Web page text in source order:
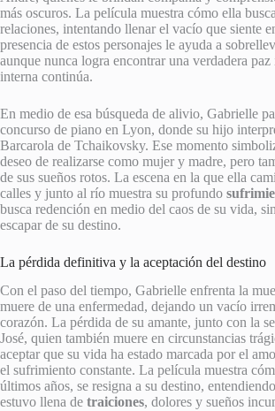
más oscuros. La película muestra cómo ella busca
relaciones, intentando llenar el vacío que siente
presencia de estos personajes le ayuda a
aunque nunca logra encontrar una verdadera
interna continúa.
En medio de esa búsqueda de alivio, Gabrielle
concurso de piano en Lyon, donde su hijo
Barcarola de Tchaikovsky. Ese momento
deseo de realizarse como mujer y madre, pero
de sus sueños rotos. La escena en la que ella
calles y junto al río muestra su profundo
busca redención en medio del caos de su vida,
escapar de su destino.
La pérdida definitiva y la aceptación del destino
Con el paso del tiempo, Gabrielle enfrenta la
muere de una enfermedad, dejando un vacío
corazón. La pérdida de su amante, junto con la
José, quien también muere en circunstancias
aceptar que su vida ha estado marcada por el
el sufrimiento constante. La película muestra
últimos años, se resigna a su destino,
estuvo llena de traiciones, dolores y sueños